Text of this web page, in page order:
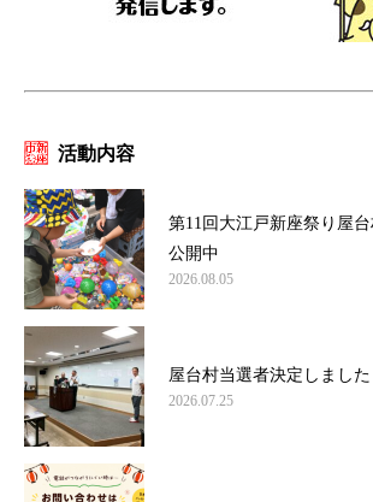
活動内容
第11回大江戸新座祭り屋
公開中
2026.08.05
屋台村当選者決定しました
2026.07.25